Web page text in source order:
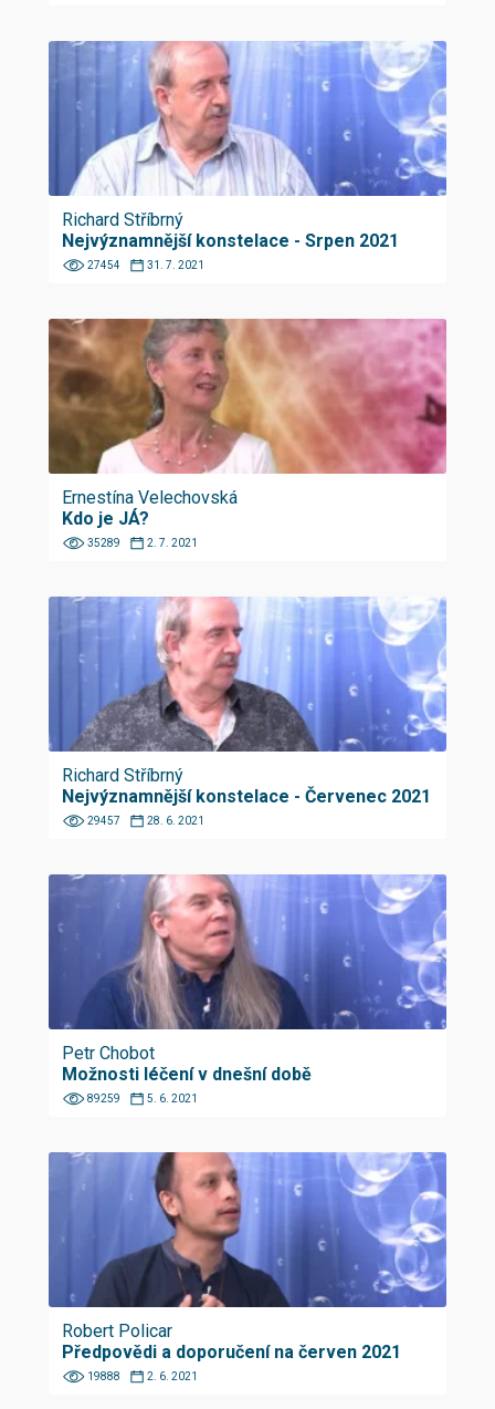
Richard Stříbrný
Nejvýznamnější konstelace - Srpen 2021
27454 31. 7. 2021
Ernestína Velechovská
Kdo je JÁ?
35289 2. 7. 2021
Richard Stříbrný
Nejvýznamnější konstelace - Červenec 2021
29457 28. 6. 2021
Petr Chobot
Možnosti léčení v dnešní době
89259 5. 6. 2021
Robert Policar
Předpovědi a doporučení na červen 2021
19888 2. 6. 2021